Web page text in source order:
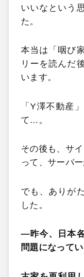
いいなという
た。
本当は「咽び
リーを読んだ
います。
「Y澤不動産
て…。
その後も、サ
って、サーバ
でも、ありが
した。
—昨今、日本
問題になってい